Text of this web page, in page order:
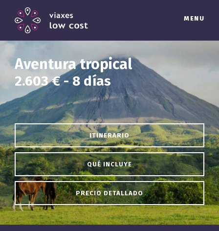
Aventura tropical
2.603 € - 8 días
ITINERARIO
QUÉ INCLUYE
PRECIO DETALLADO
MENU